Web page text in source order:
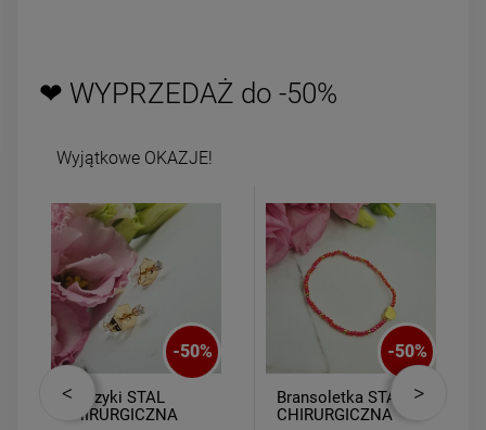
❤ WYPRZEDAŻ do -50%
Wyjątkowe OKAZJE!
-50%
Kolczyki STAL
CHIRURGICZNA
-50%
Bransoletka STAL
CHIRURGICZNA